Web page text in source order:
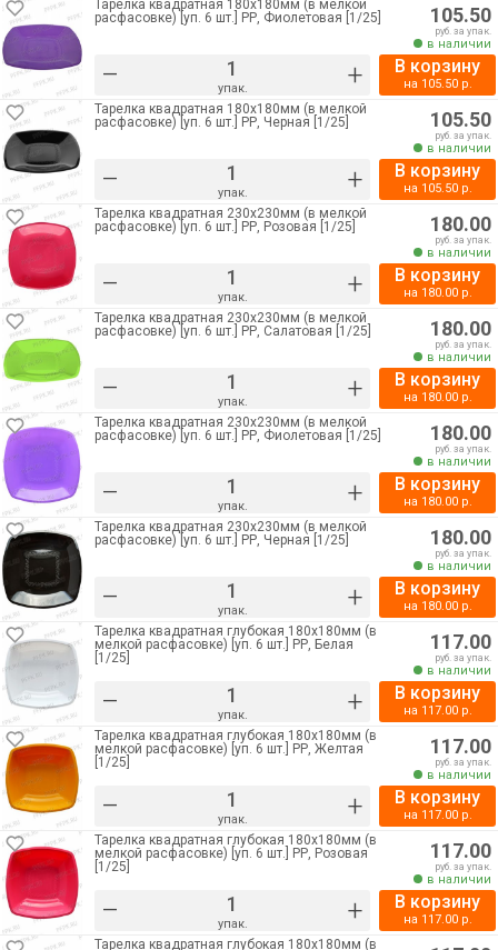
Тарелка квадратная 180х180мм (в мелкой
расфасовке) [уп. 6 шт.] РР, Фиолетовая [1/25]
– упак. +
105.50
руб. за упак.
в наличии
В корзину
на 105.50р.
Тарелка квадратная 180х180мм (в мелкой
расфасовке) [уп. 6 шт.] РР, Черная [1/25]
– упак. +
105.50
руб. за упак.
в наличии
В корзину
на 105.50р.
Тарелка квадратная 230х230мм (в мелкой
расфасовке) [уп. 6 шт.] РР, Розовая [1/25]
– упак. +
180.00
руб. за упак.
в наличии
В корзину
на 180.00р.
Тарелка квадратная 230х230мм (в мелкой
расфасовке) [уп. 6 шт.] РР, Салатовая [1/25]
– упак. +
180.00
руб. за упак.
в наличии
В корзину
на 180.00р.
Тарелка квадратная 230х230мм (в мелкой
расфасовке) [уп. 6 шт.] РР, Фиолетовая [1/25]
– упак. +
180.00
руб. за упак.
в наличии
В корзину
на 180.00р.
Тарелка квадратная 230х230мм (в мелкой
расфасовке) [уп. 6 шт.] РР, Черная [1/25]
– упак. +
180.00
руб. за упак.
в наличии
В корзину
на 180.00р.
Тарелка квадратная глубокая 180х180мм (в
мелкой расфасовке) [уп. 6 шт.] РР, Белая
[1/25]
– упак. +
117.00
руб. за упак.
в наличии
В корзину
на 117.00р.
Тарелка квадратная глубокая 180х180мм (в
мелкой расфасовке) [уп. 6 шт.] РР, Желтая
[1/25]
– упак. +
117.00
руб. за упак.
в наличии
В корзину
на 117.00р.
Тарелка квадратная глубокая 180х180мм (в
мелкой расфасовке) [уп. 6 шт.] РР, Розовая
[1/25]
– упак. +
117.00
руб. за упак.
в наличии
В корзину
на 117.00р.
Тарелка квадратная глубокая 180х180мм (в